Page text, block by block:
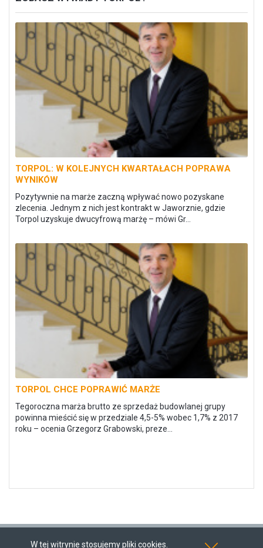
TORPOL: W KOLEJNYCH KWARTAŁACH POPRAWA
WYNIKÓW
Pozytywnie na marże zaczną wpływać nowo pozyskane
zlecenia. Jednym z nich jest kontrakt w Jaworznie, gdzie
Torpol uzyskuje dwucyfrową marżę – mówi Gr...
TORPOL CHCE POPRAWIĆ MARŻE
Tegoroczna marża brutto ze sprzedaż budowlanej grupy
powinna mieścić się w przedziale 4,5-5% wobec 1,7% z 2017
roku – ocenia Grzegorz Grabowski, preze...
© Akcjonariat.pl 2026, wszystkie prawa zastrzeżone.
W tej witrynie stosujemy pliki cookies.